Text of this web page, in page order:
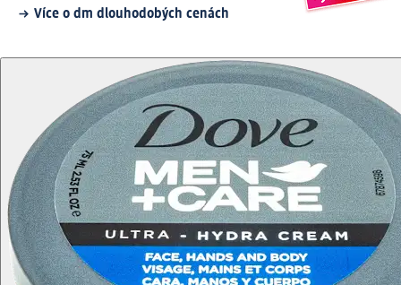
Více o dm dlouhodobých cenách